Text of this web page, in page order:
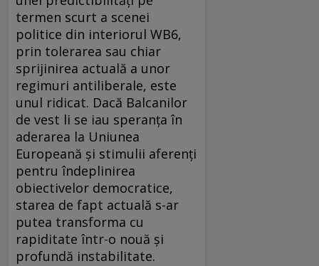
termen scurt a scenei
politice din interiorul WB6,
prin tolerarea sau chiar
sprijinirea actuală a unor
regimuri antiliberale, este
unul ridicat. Dacă Balcanilor
de vest li se iau speranța în
aderarea la Uniunea
Europeană și stimulii aferenți
pentru îndeplinirea
obiectivelor democratice,
starea de fapt actuală s-ar
putea transforma cu
rapiditate într-o nouă și
profundă instabilitate.